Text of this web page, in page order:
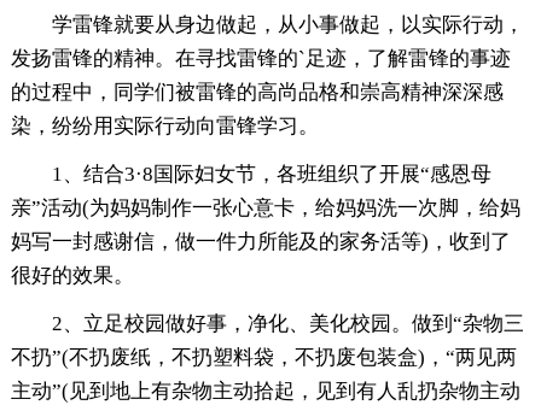
学雷锋就要从身边做起，从小事做起，以实际行动，
发扬雷锋的精神。在寻找雷锋的`足迹，了解雷锋的事迹
的过程中，同学们被雷锋的高尚品格和崇高精神深深感
染，纷纷用实际行动向雷锋学习。
1、结合3·8国际妇女节，各班组织了开展“感恩母
亲”活动(为妈妈制作一张心意卡，给妈妈洗一次脚，给妈
妈写一封感谢信，做一件力所能及的家务活等)，收到了
很好的效果。
2、立足校园做好事，净化、美化校园。做到“杂物三
不扔”(不扔废纸，不扔塑料袋，不扔废包装盒)，“两见两
主动”(见到地上有杂物主动拾起，见到有人乱扔杂物主动